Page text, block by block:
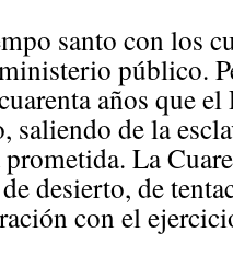
santo con los
público.
años que
saliendo de la
La
desierto, de
con el